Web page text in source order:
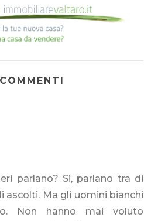
parlano? Si, parlano tra di
ascolti. Ma gli uomini bianchi
Non hanno mai voluto